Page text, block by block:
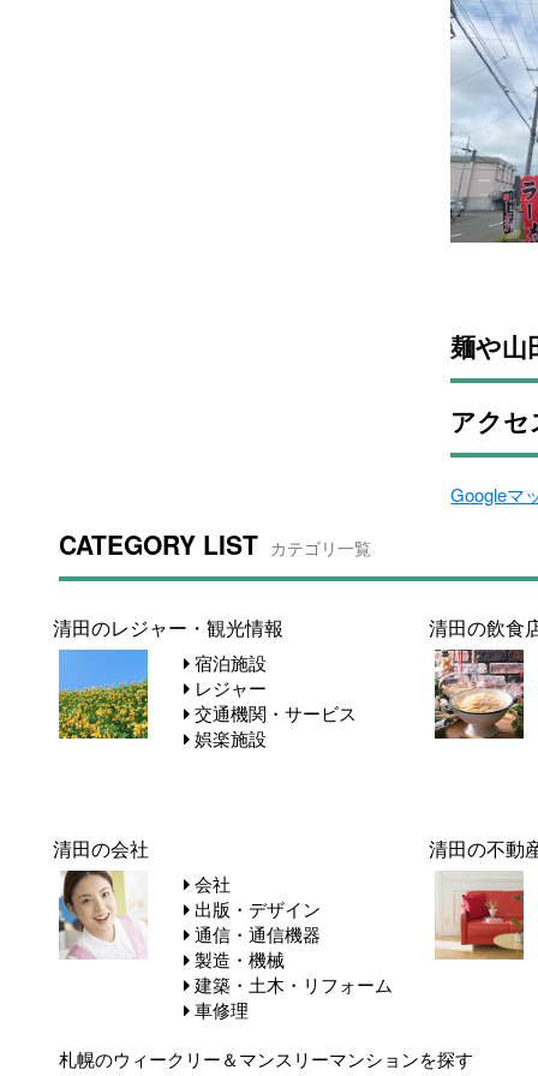
麺や山
アク
Googleマ
CATEGORY LIST カテゴリ一覧
清田のレジャー・観光情報
宿泊施設
レジャー
交通機関・サービス
娯楽施設
清田の飲食
清田の会社
会社
出版・デザイン
通信・通信機器
製造・機械
建築・土木・リフォーム
車修理
清田の不動
札幌のウィークリー＆マンスリーマンションを探す